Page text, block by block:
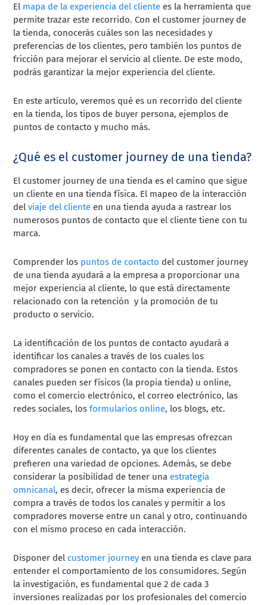
El mapa de la experiencia del cliente es la herramienta que
permite trazar este recorrido. Con el customer journey de
la tienda, conocerás cuáles son las necesidades y
preferencias de los clientes, pero también los puntos de
fricción para mejorar el servicio al cliente. De este modo,
podrás garantizar la mejor experiencia del cliente.
En este artículo, veremos qué es un recorrido del cliente
en la tienda, los tipos de buyer persona, ejemplos de
puntos de contacto y mucho más.
¿Qué es el customer journey de una tienda?
El customer journey de una tienda es el camino que sigue
un cliente en una tienda física. El mapeo de la interacción
delviaje del cliente en una tienda ayuda a rastrear los
numerosos puntos de contacto que el cliente tiene con tu
marca.
Comprender los puntos de contacto del customer journey
de una tienda ayudará a la empresa a proporcionar una
mejor experiencia al cliente, lo que está directamente
relacionado con la retención y la promoción de tu
producto o servicio.
La identificación de los puntos de contacto ayudará a
identificar los canales a través de los cuales los
compradores se ponen en contacto con la tienda. Estos
canales pueden ser físicos (la propia tienda) u online,
como el comercio electrónico, el correo electrónico, las
redes sociales, losformularios online, los blogs, etc.
Hoy en día es fundamental que las empresas ofrezcan
diferentes canales de contacto, ya que los clientes
prefieren una variedad de opciones. Además, se debe
considerar la posibilidad de tener una estrategia
omnicanal, es decir, ofrecer la misma experiencia de
compra a través de todos los canales y permitir a los
compradores moverse entre un canal y otro, continuando
con el mismo proceso en cada interacción.
Disponer del customer journey en una tienda es clave para
entender el comportamiento de los consumidores. Según
la investigación, es fundamental que 2 de cada 3
inversiones realizadas por los profesionales del comercio